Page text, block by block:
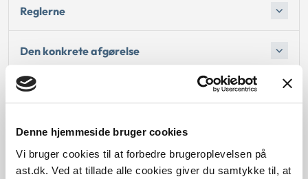
Denne hjemmeside bruger cookies
Vi bruger cookies til at forbedre brugeroplevelsen på
ast.dk. Ved at tillade alle cookies giver du samtykke til, at
Reglerne
Den konkrete afgørelse
Begrundelse for afgørelsen
Dato for underskrift